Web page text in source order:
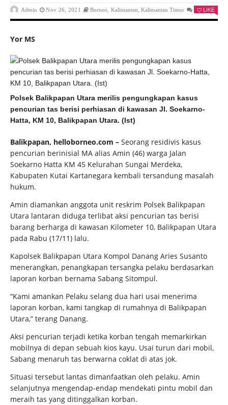
Admin Nov 26, 2021 Borneo, Kalimantan,Kalimantan Timur 0 LIKE
Yor MS
Polsek Balikpapan Utara merilis pengungkapan kasus
pencurian tas berisi perhiasan di kawasan Jl. Soekarno-
Hatta, KM 10, Balikpapan Utara. (Ist)
Balikpapan, helloborneo.com – Seorang residivis kasus
pencurian berinisial MA alias Amin (46) warga Jalan
Soekarno Hatta KM 45 Kelurahan Sungai Merdeka,
Kabupaten Kutai Kartanegara kembali tersandung masalah
hukum.
Amin diamankan anggota unit reskrim Polsek Balikpapan
Utara lantaran diduga terlibat aksi pencurian tas berisi
barang berharga di kawasan Kilometer 10, Balikpapan Utara
pada Rabu (17/11) lalu.
Kapolsek Balikpapan Utara Kompol Danang Aries Susanto
menerangkan, penangkapan tersangka pelaku berdasarkan
laporan korban bernama Sabang Sitompul.
“Kami amankan Pelaku selang dua hari usai menerima
laporan korban, kami tangkap di rumahnya di Balikpapan
Utara,” terang Danang.
Aksi pencurian terjadi ketika korban tengah memarkirkan
mobilnya di depan sebuah kios kayu. Usai turun dari mobil,
Sabang menaruh tas berwarna coklat di atas jok.
Situasi tersebut lantas dimanfaatkan oleh pelaku. Amin
selanjutnya mengendap-endap mendekati pintu mobil dan
meraih tas yang ditinggalkan korban.